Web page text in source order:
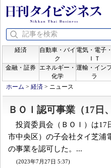
経済
自動車・バイ
ク
電気・電子・
ＩＴ
金融・証券
エネルギー・
化学
運輸・イン
ラ
ホーム > 経済 > ニュース
ＢＯＩ認可事業（17日
投資委員会（ＢＯＩ）は17
市中央区）の子会社タイ芝浦
の事業を認可した。...
(2023年7月27日 5:37)